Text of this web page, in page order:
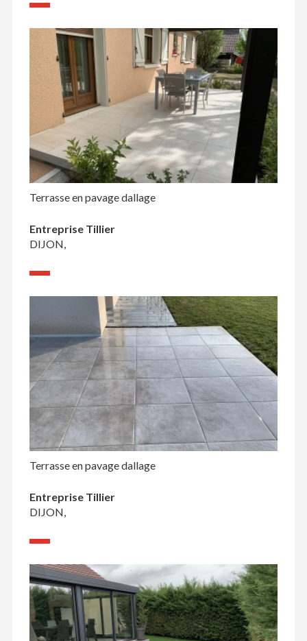
Terrasse en pavage dallage
Entreprise Tillier
DIJON,
Terrasse en pavage dallage
Entreprise Tillier
DIJON,